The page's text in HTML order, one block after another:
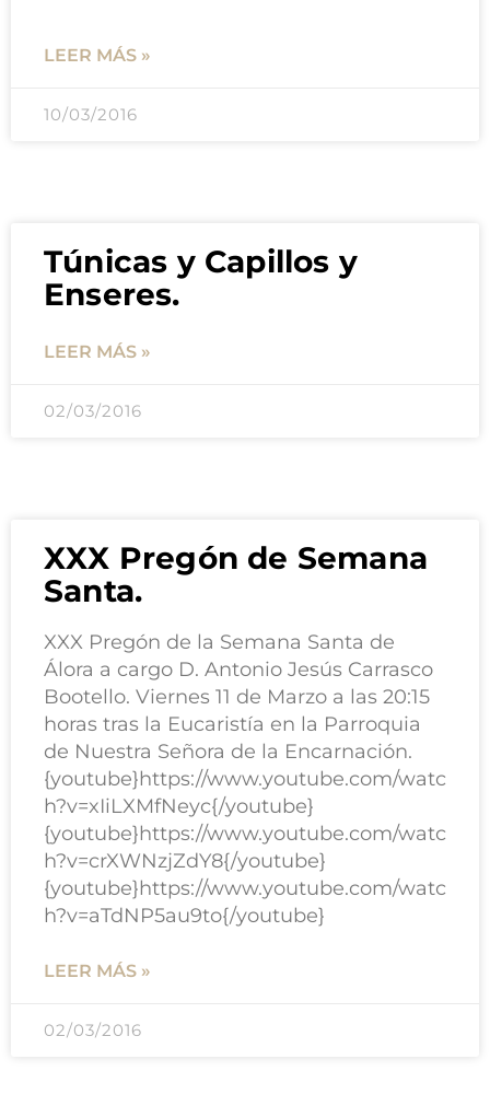
LEER MÁS »
10/03/2016
Túnicas y Capillos y
Enseres.
LEER MÁS »
02/03/2016
XXX Pregón de Semana
Santa.
XXX Pregón de la Semana Santa de
Álora a cargo D. Antonio Jesús Carrasco
Bootello. Viernes 11 de Marzo a las 20:15
horas tras la Eucaristía en la Parroquia
de Nuestra Señora de la Encarnación.
{youtube}https://www.youtube.com/watc
h?v=xIiLXMfNeyc{/youtube}
{youtube}https://www.youtube.com/watc
h?v=crXWNzjZdY8{/youtube}
{youtube}https://www.youtube.com/watc
h?v=aTdNP5au9to{/youtube}
LEER MÁS »
02/03/2016